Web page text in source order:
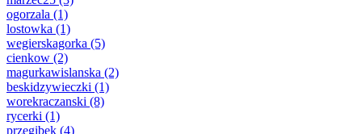
ogorzala (1)
lostowka (1)
wegierskagorka (5)
cienkow (2)
magurkawislanska (2)
beskidzywieczki (1)
worekraczanski (8)
rycerki (1)
przegibek (4)